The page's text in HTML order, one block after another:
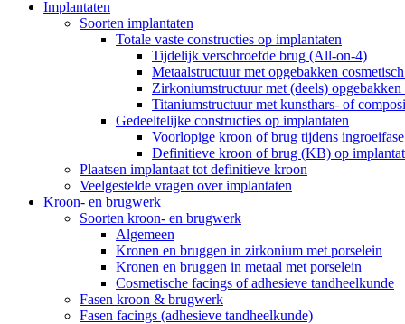
Implantaten
Soorten implantaten
Totale vaste constructies op implantaten
Tijdelijk verschroefde brug (All-on-4)
Metaalstructuur met opgebakken
Zirkoniumstructuur met (deels) opgebakken
Titaniumstructuur met kunsthars- of
Gedeeltelijke constructies op implantaten
Voorlopige kroon of brug tijdens
Definitieve kroon of brug (KB) op
Plaatsen implantaat tot definitieve kroon
Veelgestelde vragen over implantaten
Kroon- en brugwerk
Soorten kroon- en brugwerk
Algemeen
Kronen en bruggen in zirkonium met porselein
Kronen en bruggen in metaal met porselein
Cosmetische facings of adhesieve tandheelkunde
Fasen kroon & brugwerk
Fasen facings (adhesieve tandheelkunde)